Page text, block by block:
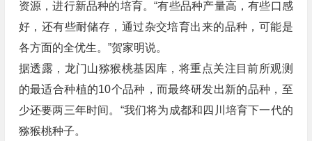
资源，进行新品种的培育。“有些品种产量高，有些口感
好，还有些耐储存，通过杂交培育出来的品种，可能是
各方面的全优生。”贺家明说。
据透露，龙门山猕猴桃基因库，将重点关注目前所观测
的最适合种植的10个品种，而最终研发出新的品种，至
少还要两三年时间。“我们将为成都和四川培育下一代的
猕猴桃种子。